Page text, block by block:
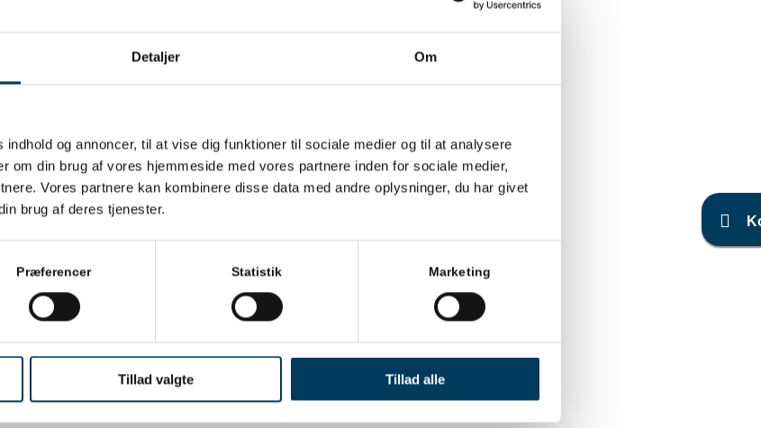
Detaljer Om
og annoncer, til at vise dig funktioner til sociale medier og til at analysere
om din brug af vores hjemmeside med vores partnere inden for sociale medier,
Vores partnere kan kombinere disse data med andre oplysninger, du har givet
brug af deres tjenester.
Præferencer Statistik Marketing
Tillad valgte Tillad alle
skabt på Projektforum, hvor vi også fik netværket og udviklet idéer
holde et særligt øje med forskningen. Det er tilfældet, fordi vi i Billund
masse ny og spændende dansk forskning, som jeg tænker, vi alle
alle har adgang til forskningsartiklerne, men i vores næste magasin
af forskningsresultaterne. Det bliver måske lidt nødet, men det
være forsker for.
og dialogen med jer.
Parus